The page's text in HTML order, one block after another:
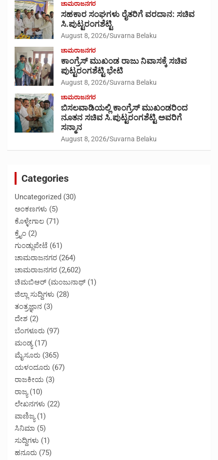
ಚಾಮರಾಜನಗರ
ಸಹಕಾರ ಸಂಘಗಳು ರೈತರಿಗೆ ವರದಾನ: ಸಚಿವ
ಸಿ.ಪುಟ್ಟರಂಗಶೆಟ್ಟಿ
August 8, 2026 Suvarna Belaku
ಚಾಮರಾಜನಗರ
ಕಾಂಗ್ರೆಸ್ ಮುಖಂಡ ರಾಜು ನಿವಾಸಕ್ಕೆ ಸಚಿವ
ಪುಟ್ಟರಂಗಶೆಟ್ಟಿ ಭೇಟಿ
August 8, 2026 Suvarna Belaku
ಚಾಮರಾಜನಗರ
ಬಿಸಲವಾಡಿಯಲ್ಲಿ ಕಾಂಗ್ರೆಸ್ ಮುಖಂಡರಿಂದ
ನೂತನ ಸಚಿವ ಸಿ.ಪುಟ್ಟರಂಗಶೆಟ್ಟಿ ಅವರಿಗೆ
ಸನ್ಮಾನ
August 8, 2026 Suvarna Belaku
Categories
Uncategorized (30)
ಅಂಕಣಗಳು (5)
ಕೊಳ್ಳೇಗಾಲ (71)
ಕ್ರೈಂ (2)
ಗುಂಡ್ಲುಪೇಟೆ (61)
ಚಾಮರಾಜನಗರ (264)
ಚಾಮರಾಜನಗರ (2,602)
ಚಿಮಬಿಆರ್ (ಮಂಜುನಾಥ್ (1)
ಜಿಲ್ಲಾ ಸುದ್ದಿಗಳು (28)
ತಂತ್ರಜ್ಞಾನ (3)
ದೇಶ (2)
ಬೆಂಗಳೂರು (97)
ಮಂಡ್ಯ(17)
ಮೈಸೂರು (365)
ಯಳಂದೂರು (67)
ರಾಜಕೀಯ (3)
ರಾಜ್ಯ(10)
ಲೇಖನಗಳು (22)
ವಾಣಿಜ್ಯ(1)
ಸಿನಿಮಾ (5)
ಸುದ್ದಿಗಳು (1)
ಹನೂರು (75)